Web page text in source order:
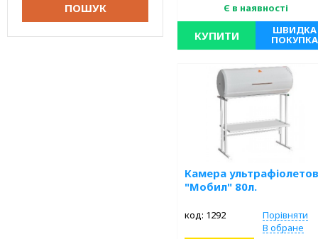
Є в наявності
КУПИТИ ШВИДКА
ПОКУПКА
Камера
"Мобил" 80л.
код: 1292
Порівняти
В обране